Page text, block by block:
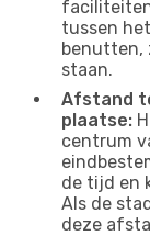
tussen
benutten,
staan.
Afstand
plaatse:
centrum
de tijd en
Als de
deze